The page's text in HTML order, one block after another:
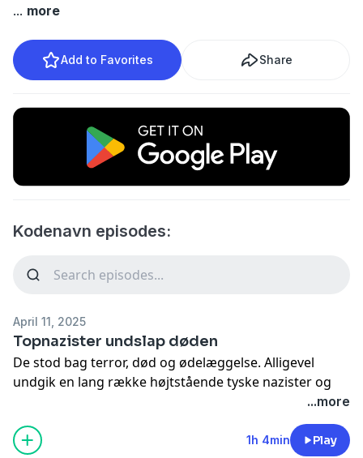
... more
Add to Favorites Share
Kodenavn episodes:
April 11, 2025
Topnazister undslap døden
De stod bag terror, død og ødelæggelse. Alligevel
undgik en lang række højtstående tyske nazister og
deres danske håndlangere henrettelse – selvom de var
blevet dømt til døden. Med særligt fokus på dem, der
af forskellige årsager blev benådet, gennemgår vi
...more
1h 4min Play